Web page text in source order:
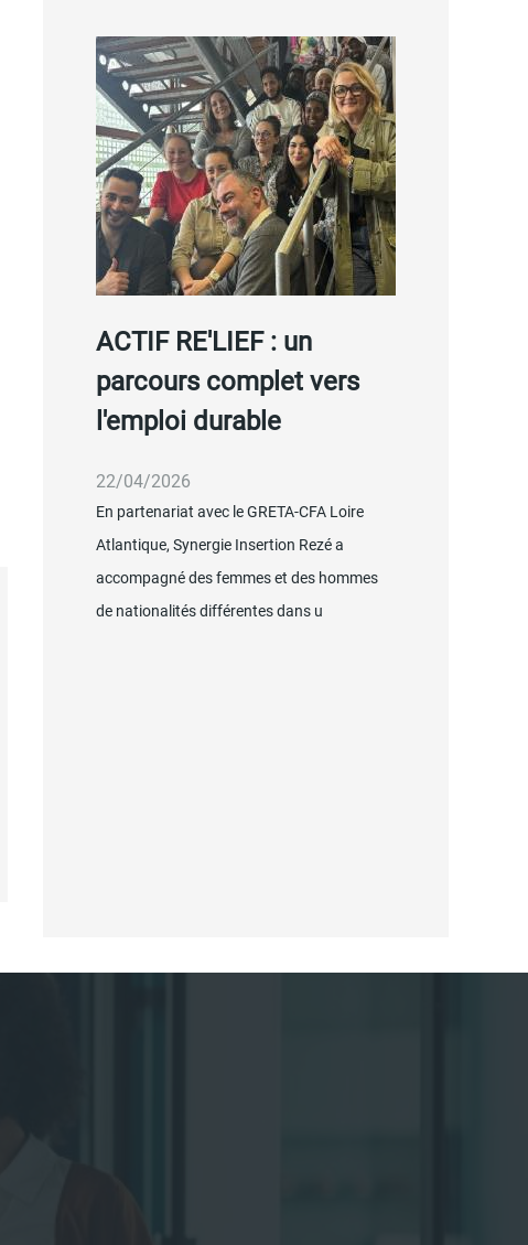
ACTIF RE'LIEF : un
parcours complet vers
l'emploi durable
22/04/2026
En partenariat avec le GRETA-CFA Loire
Atlantique, Synergie Insertion Rezé a
accompagné des femmes et des hommes
de nationalités différentes dans u